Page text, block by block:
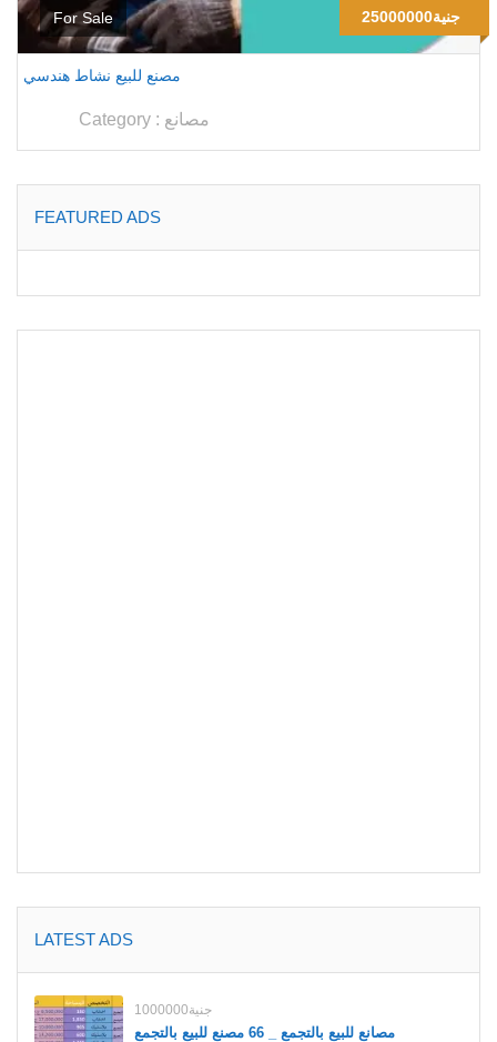
For Sale 25000000جنية
مصنع للبيع نشاط هندسي
Category : مصانع
FEATURED ADS
LATEST ADS
1000000جنية
مصانع للبيع بالتجمع _ 66 مصنع للبيع بالتجمع